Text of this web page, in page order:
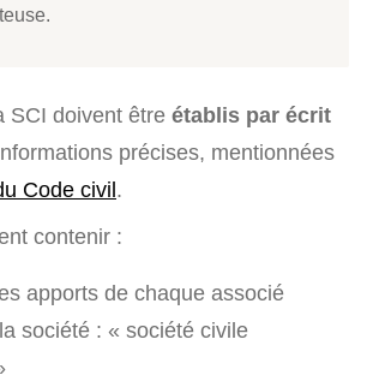
SCI doivent être établis par écrit
précises, mentionnées
Code civil.
contenir :
apports de chaque associé
société : « société civile